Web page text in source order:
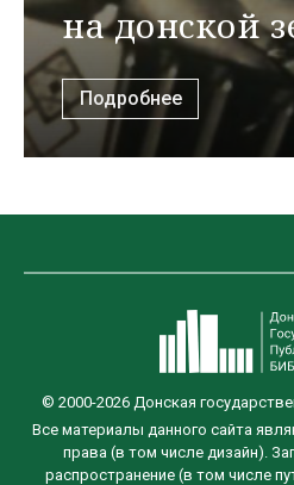
на донской
Подробнее
© 2000-2026 Донская
Все материалы данного сайта
права (в том числе дизайн).
распространение (в том числе